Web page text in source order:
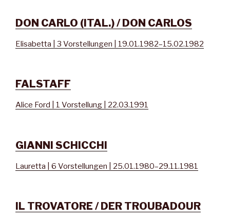
DON CARLO (ITAL.) / DON CARLOS
Elisabetta | 3 Vorstellungen | 19.01.1982–15.02.1982
FALSTAFF
Alice Ford | 1 Vorstellung | 22.03.1991
GIANNI SCHICCHI
Lauretta | 6 Vorstellungen | 25.01.1980–29.11.1981
IL TROVATORE / DER TROUBADOUR